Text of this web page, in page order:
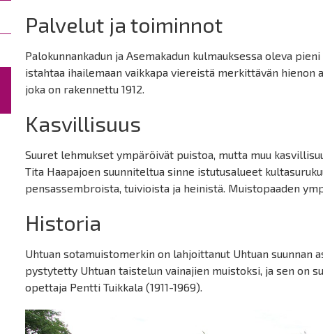
Palvelut ja toiminnot
Palokunnankadun ja Asemakadun kulmauksessa oleva
istahtaa ihailemaan vaikkapa viereistä merkittävän hienon
joka on rakennettu 1912.
Kasvillisuus
Suuret lehmukset ympäröivät puistoa, mutta muu
Tita Haapajoen suunniteltua sinne istutusalueet
pensassembroista, tuivioista ja heinistä. Muistopaaden
Historia
Uhtuan sotamuistomerkin on lahjoittanut Uhtuan suunnan
pystytetty Uhtuan taistelun vainajien muistoksi, ja sen on
opettaja Pentti Tuikkala (1911-1969).